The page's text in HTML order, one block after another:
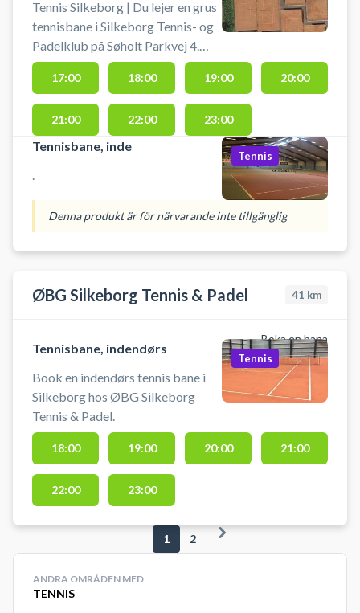
Tennis Silkeborg | Du lejer en grus
tennisbane i Silkeborg Tennis- og
Padelklub på Søholt Parkvej 4.
Tennisbanen må kun betrædes
med tennissko.
17:00 18:00 19:00 20:00
21:00 22:00 23:00
Tennisbane, inde
.
Tennis
Denna produkt är för närvarande inte tillgänglig
ØBG Silkeborg Tennis & Padel 41 km
Boka en bana
Tennisbane, indendørs
Book en indendørs tennis bane i
Silkeborg hos ØBG Silkeborg
Tennis & Padel.
Tennis
18:00 19:00 20:00 21:00
22:00 23:00
1 2
ANDRA OMRÅDEN MED
TENNIS